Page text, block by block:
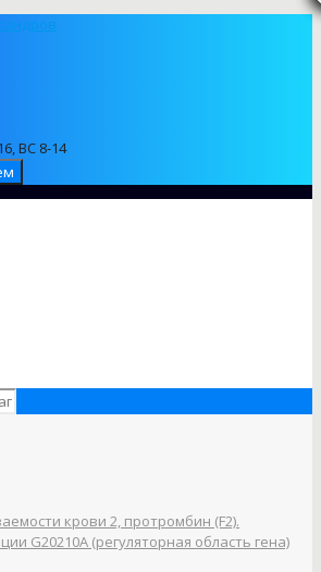
ВС 8-14
крови 2, протромбин (F2).
G20210A (регуляторная область гена)